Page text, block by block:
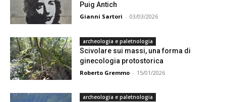
Puig Antich
Gianni Sartori - 03/03/2026
archeologia e paletnologia
Scivolare sui massi, una forma di
ginecologia protostorica
Roberto Gremmo - 15/01/2026
archeologia e paletnologia